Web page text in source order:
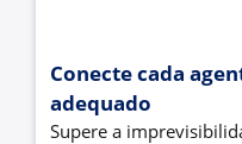
Conecte cada
adequado
Supere a